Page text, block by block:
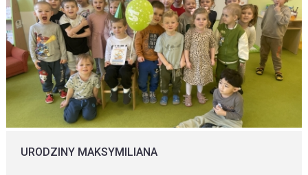
URODZINY MAKSYMILIANA